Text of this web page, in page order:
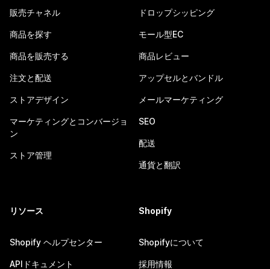
販売チャネル
商品を探す
商品を販売する
注文と配送
ストアデザイン
マーケティングとコンバージョ
ン
ストア管理
ドロップシッピング
モール型EC
商品レビュー
アップセルとバンドル
メールマーケティング
SEO
配送
通貨と翻訳
リソース
Shopify ヘルプセンター
APIドキュメント
Shopify
Shopifyについて
採用情報